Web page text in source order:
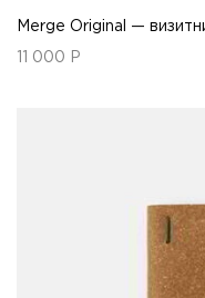
Merge Original —
11 000 Р